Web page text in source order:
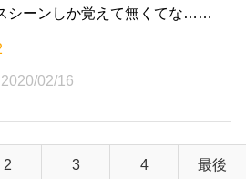
シーンしか覚えて無くてな……
2020/02/16
2 3 4 最後